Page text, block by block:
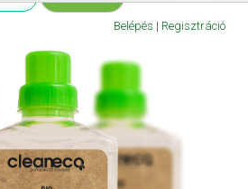
Belépés | Regisztráció